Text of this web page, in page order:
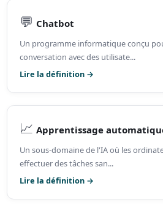
💬 Chatbot
Un programme informatique conçu
conversation avec des utilisate...
Lire la définition →
📈 Apprentissage
Un sous-domaine de l'IA où les
effectuer des tâches san...
Lire la définition →